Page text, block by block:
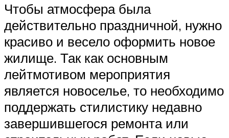
Чтобы атмосфера была
действительно праздничной, нужно
красиво и весело оформить новое
жилище. Так как основным
лейтмотивом мероприятия
является новоселье, то необходимо
поддержать стилистику недавно
завершившегося ремонта или